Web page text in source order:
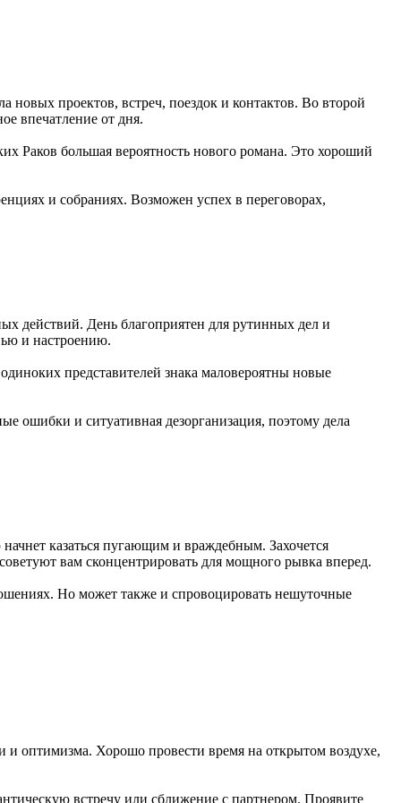
новых проектов, встреч, поездок и контактов. Во второй
впечатление от дня.
Раков большая вероятность нового романа. Это хороший
и собраниях. Возможен успех в переговорах,
действий. День благоприятен для рутинных дел и
и настроению.
представителей знака маловероятны новые
ошибки и ситуативная дезорганизация, поэтому дела
казаться пугающим и враждебным. Захочется
вам сконцентрировать для мощного рывка вперед.
Но может также и спровоцировать нешуточные
и оптимизма. Хорошо провести время на открытом воздухе,
встречу или сближение с партнером. Проявите